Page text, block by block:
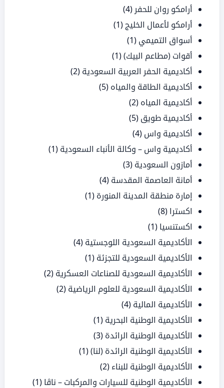
أرامكو روان للحفر (4)
أرامكو لأعمال الخليج (1)
أسواق التميمي (1)
أقوات (مطاعم البيك)(1)
أكاديمية الحفر العربية السعودية (2)
أكاديمية الطاقة والمياه (5)
أكاديمية المياه (2)
أكاديمية طويق (5)
أكاديمية واس (4)
أكاديمية واس – وكالة الأنباء السعودية (1)
أمازون السعودية (3)
أمانة العاصمة المقدسة (4)
إمارة منطقة المدينة المنورة (1)
اكسترا (8)
اكستنسيا (1)
الأكاديمية السعودية اللوجستية (4)
الأكاديمية السعودية للتجزئة (1)
الأكاديمية السعودية للصناعات العسكرية (2)
الأكاديمية السعودية للعلوم الرياضية (2)
الأكاديمية المالية (4)
الأكاديمية الوطنية البحرية (1)
الأكاديمية الوطنية الرائدة (3)
الأكاديمية الوطنية الرائدة (لنا)(1)
الأكاديمية الوطنية للبناء (2)
الأكاديمية الوطنية للسيارات والمركبات – ناڤا (1)